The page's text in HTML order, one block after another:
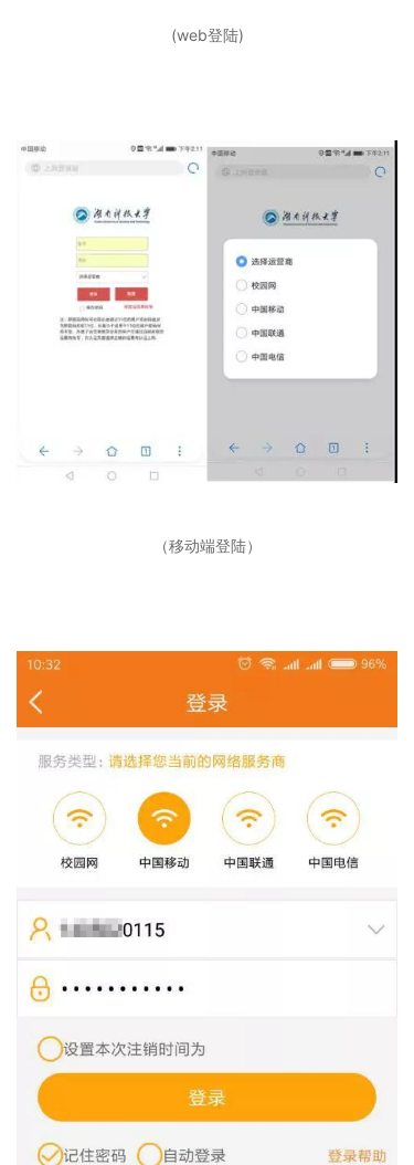
(web登陆)
（移动端登陆）